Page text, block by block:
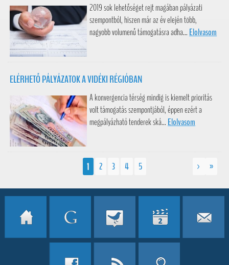
2019 sok lehetőséget rejt magában pályázati
szempontból, hiszen már az év elején több,
nagyobb volumenű támogatásra adha... Elolvasom
ELÉRHETŐ PÁLYÁZATOK A VIDÉKI RÉGIÓBAN
A konvergencia térség mindig is kiemelt prioritás
volt támogatás szempontjából, éppen ezért a
megpályázható tenderek ská... Elolvasom
1 2 3 4 5 > »